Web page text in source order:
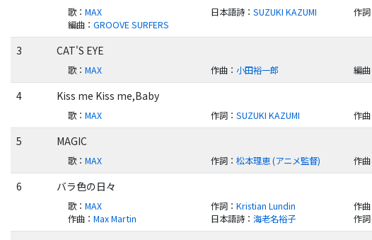
歌 ：MAX 日本語詩 ：SUZUKI KAZUMI 作詞
編曲 ：GROOVE SURFERS
3 CAT'S EYE
歌 ：MAX 作曲 ：小田裕一郎 編曲
4 Kiss me Kiss me,Baby
歌 ：MAX 作詞 ：SUZUKI KAZUMI 作曲
5 MAGIC
歌 ：MAX 作詞 ：松本理恵 (アニメ監督) 作曲
6 バラ色の日々
歌 ：MAX 作詞 ：Kristian Lundin 作曲
作曲 ：Max Martin 日本語詩 ：海老名裕子 作詞